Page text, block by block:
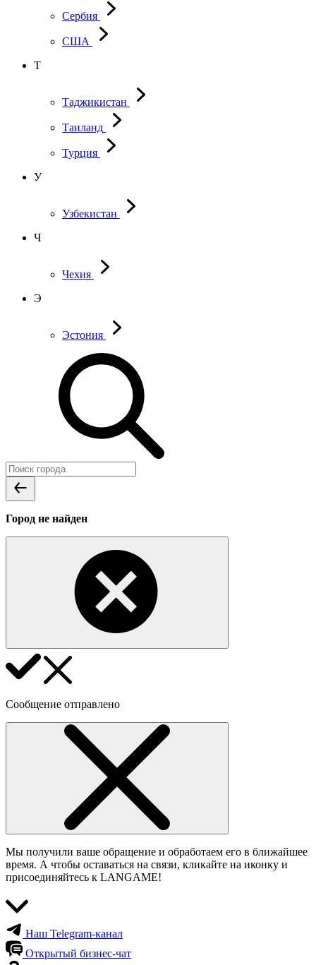
Сербия
США
Т
Таджикистан
Таиланд
Турция
У
Узбекистан
Ч
Чехия
Э
Эстония
Город не найден
Сообщение отправлено
Мы получили ваше обращение и обработаем его в ближайшее
время. А чтобы оставаться на связи, кликайте на иконку и
присоединяйтесь к LANGAME!
Наш Telegram-канал
Открытый бизнес-чат